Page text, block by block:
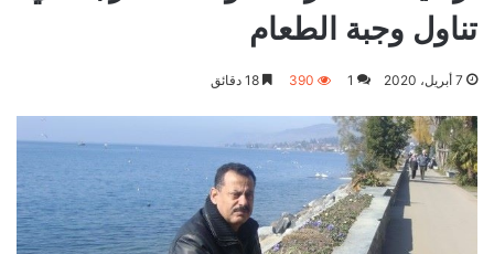
تناول وجبة الطعام
7 أبريل، 2020 1
390